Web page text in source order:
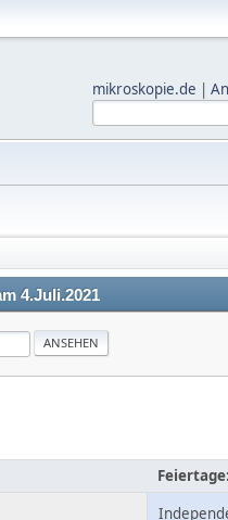
mikroskopie.de |
4.Juli.2021
Feiertage: